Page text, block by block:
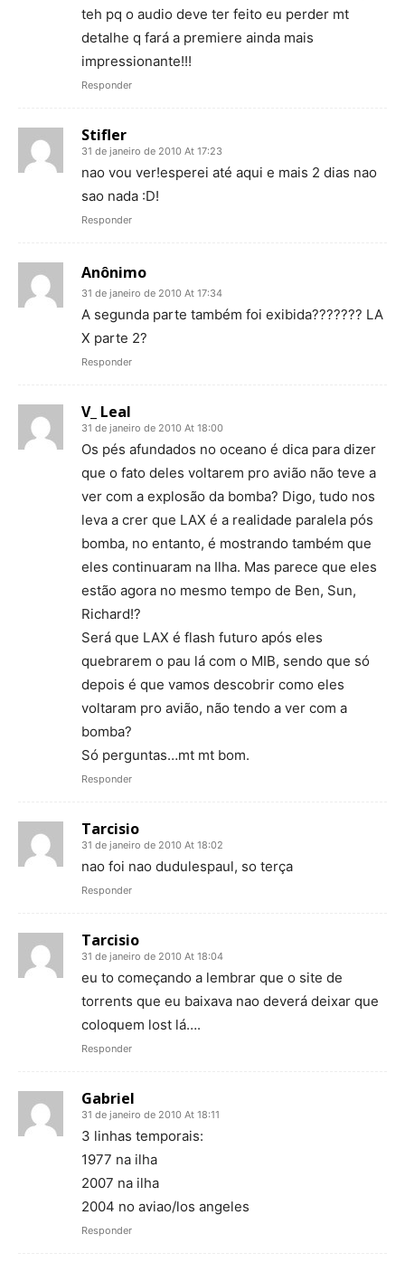
teh pq o audio deve ter feito eu perder mt
detalhe q fará a premiere ainda mais
impressionante!!!
Responder
Stifler
31 de janeiro de 2010 At 17:23
nao vou ver!esperei até aqui e mais 2 dias nao
sao nada :D!
Responder
Anônimo
31 de janeiro de 2010 At 17:34
A segunda parte também foi exibida??????? LA
X parte 2?
Responder
V_ Leal
31 de janeiro de 2010 At 18:00
Os pés afundados no oceano é dica para dizer
que o fato deles voltarem pro avião não teve a
ver com a explosão da bomba? Digo, tudo nos
leva a crer que LAX é a realidade paralela pós
bomba, no entanto, é mostrando também que
eles continuaram na Ilha. Mas parece que eles
estão agora no mesmo tempo de Ben, Sun,
Richard!?
Será que LAX é flash futuro após eles
quebrarem o pau lá com o MIB, sendo que só
depois é que vamos descobrir como eles
voltaram pro avião, não tendo a ver com a
bomba?
Só perguntas…mt mt bom.
Responder
Tarcisio
31 de janeiro de 2010 At 18:02
nao foi nao dudulespaul, so terça
Responder
Tarcisio
31 de janeiro de 2010 At 18:04
eu to começando a lembrar que o site de
torrents que eu baixava nao deverá deixar que
coloquem lost lá….
Responder
Gabriel
31 de janeiro de 2010 At 18:11
3 linhas temporais:
1977 na ilha
2007 na ilha
2004 no aviao/los angeles
Responder